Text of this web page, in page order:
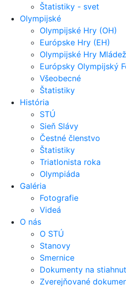
Štatistiky - svet
Olympijské
Olympijské Hry (OH)
Európske Hry (EH)
Olympijské Hry
Európsky Olympijský
Všeobecné
Štatistiky
História
STÚ
Sieň Slávy
Čestné členstvo
Štatistiky
Triatlonista roka
Olympiáda
Galéria
Fotografie
Videá
O nás
O STÚ
Stanovy
Smernice
Dokumenty na
Zverejňované